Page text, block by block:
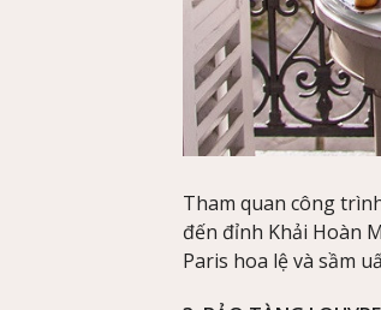
Tham quan công
đến đỉnh Khải Hoàn
Paris hoa lệ và sầm